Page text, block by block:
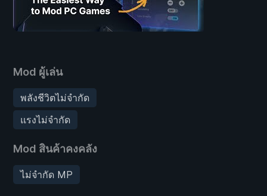
Mod ผู้เล่น
พลังชีวิตไม่จำกัด
แรงไม่จำกัด
Mod สินค้าคงคลัง
ไม่จำกัด MP